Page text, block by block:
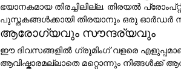
ഭയാനകമായ തിരച്ചിലില്ല. തിരയൽ
പുസ്തകങ്ങൾക്കായി തിരയാനും ഒരു ഓർഡർ
ആരോഗ്യവും സൗന്ദര്യവും
ഈ ദിവസങ്ങളിൽ ഗ്രൂമിംഗ് വളരെ
ആവിഷ്കാരമല്ലാതെ മറ്റൊന്നും നിങ്ങൾക്ക്